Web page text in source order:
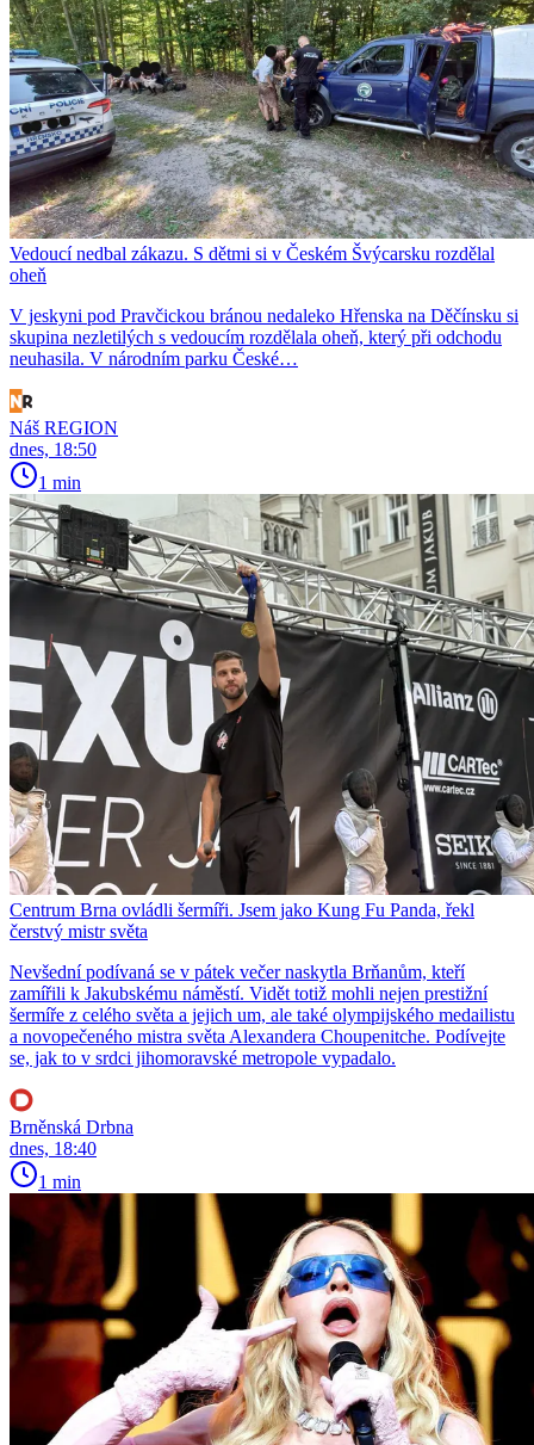
Vedoucí nedbal zákazu. S dětmi si v Českém Švýcarsku rozdělal
oheň
V jeskyni pod Pravčickou bránou nedaleko Hřenska na Děčínsku si
skupina nezletilých s vedoucím rozdělala oheň, který při odchodu
neuhasila. V národním parku České…
Náš REGION
dnes, 18:50
1 min
Centrum Brna ovládli šermíři. Jsem jako Kung Fu Panda, řekl
čerstvý mistr světa
Nevšední podívaná se v pátek večer naskytla Brňanům, kteří
zamířili k Jakubskému náměstí. Vidět totiž mohli nejen prestižní
šermíře z celého světa a jejich um, ale také olympijského medailistu
a novopečeného mistra světa Alexandera Choupenitche. Podívejte
se, jak to v srdci jihomoravské metropole vypadalo.
Brněnská Drbna
dnes, 18:40
1 min